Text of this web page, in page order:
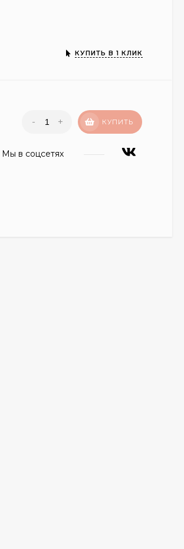
КУПИТЬ В 1 КЛИК
- + КУПИТЬ
Мы в соцсетях